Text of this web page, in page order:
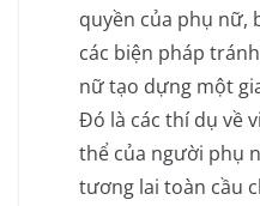
quyền của phụ nữ,
các biện pháp
nữ tạo dựng một
Đó là các thí dụ về
thể của người phụ
tương lai toàn cầu